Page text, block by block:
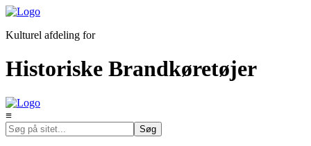
Kulturel afdeling for
Historiske Brandkøretøjer
≡